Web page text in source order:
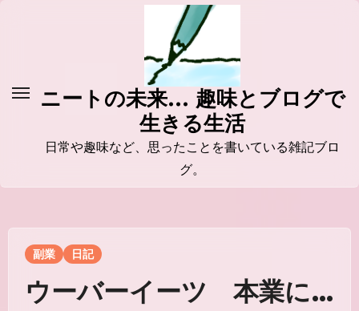
ッ
ニートの未来... 趣味とブログで
生きる生活
日常や趣味など、思ったことを書いている雑記ブロ
グ。
副業 日記
ウーバーイーツ 本業に…